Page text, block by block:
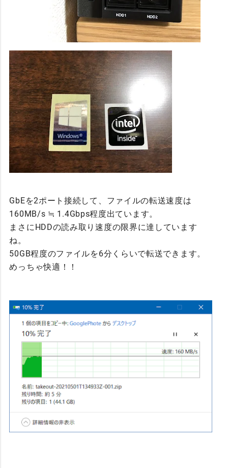
GbEを2ポート接続して、ファイルの転送速度は
160MB/s ≒ 1.4Gbps程度出ています。
まさにHDDの読み取り速度の限界に達しています
ね。
50GB程度のファイルを6分くらいで転送できます。
めっちゃ快適！！